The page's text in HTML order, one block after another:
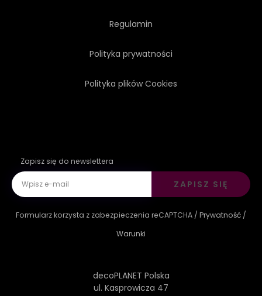
Regulamin
Polityka prywatności
Polityka plików Cookies
Zapisz się do newslettera
ZAPISZ SIĘ
Formularz korzysta z zabezpieczenia reCAPTCHA / Prywatność /
Warunki
decoPLANET Polska
ul. Kasprowicza 47